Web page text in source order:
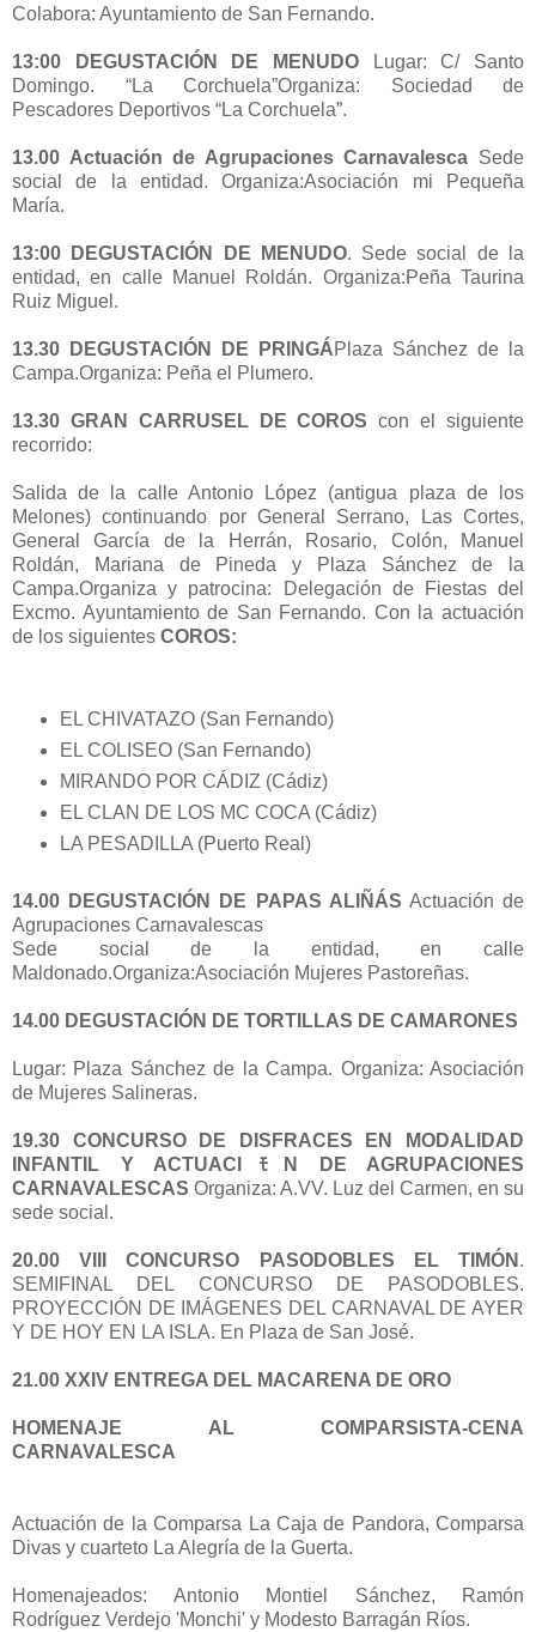
Colabora: Ayuntamiento de San Fernando.
13:00 DEGUSTACIÓN DE MENUDO
Lugar: C/ Santo
Domingo. “La Corchuela”Organiza: Sociedad de
Pescadores Deportivos “La Corchuela”.
13.00 Actuación de Agrupaciones Carnavalesca Sede
social de la entidad. Organiza:Asociación mi Pequeña
María.
13:00 DEGUSTACIÓN DE MENUDO. Sede social de la
entidad, en calle Manuel Roldán. Organiza:Peña Taurina
Ruiz Miguel.
13.30 DEGUSTACIÓN DE PRINGÁPlaza Sánchez de la
Campa.Organiza: Peña el Plumero.
13.30 GRAN CARRUSEL DE COROScon el siguiente
recorrido:
Salida de la calle Antonio López (antigua plaza de los
Melones) continuando por General Serrano, Las Cortes,
General García de la Herrán, Rosario, Colón, Manuel
Roldán, Mariana de Pineda y Plaza Sánchez de la
Campa.Organiza y patrocina: Delegación de Fiestas del
Excmo. Ayuntamiento de San Fernando. Con la actuación
de los siguientes COROS:
EL CHIVATAZO (San Fernando)
EL COLISEO (San Fernando)
MIRANDO POR CÁDIZ (Cádiz)
EL CLAN DE LOS MC COCA (Cádiz)
LA PESADILLA (Puerto Real)
14.00 DEGUSTACIÓN DE PAPAS ALIÑÁS Actuación de
Agrupaciones Carnavalescas
Sede social de la entidad, en calle
Maldonado.Organiza:Asociación Mujeres Pastoreñas.
14.00 DEGUSTACIÓN DE TORTILLAS DE CAMARONES
Lugar: Plaza Sánchez de la Campa. Organiza: Asociación
de Mujeres Salineras.
19.30 CONCURSO DE DISFRACES EN MODALIDAD
INFANTIL Y ACTUACIﾓN DE AGRUPACIONES
CARNAVALESCAS Organiza: A.VV. Luz del Carmen, en su
sede social.
20.00 VIII CONCURSO PASODOBLES EL TIMÓN .
SEMIFINAL DEL CONCURSO DE PASODOBLES.
PROYECCIÓN DE IMÁGENES DEL CARNAVAL DE AYER
Y DE HOY EN LA ISLA. En Plaza de San José.
21.00 XXIV ENTREGA DEL MACARENA DE ORO
HOMENAJE AL COMPARSISTA-CENA
CARNAVALESCA
Actuación de la Comparsa La Caja de Pandora, Comparsa
Divas y cuarteto La Alegría de la Guerta.
Homenajeados: Antonio Montiel Sánchez, Ramón
Rodríguez Verdejo 'Monchi' y Modesto Barragán Ríos.